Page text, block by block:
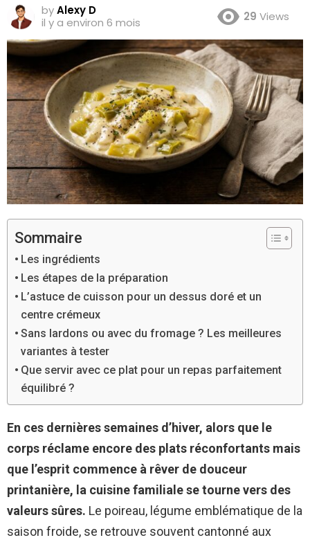
byAlexy D
il y a environ 6 mois
29 Views
Sommaire
Les ingrédients
Les étapes de la préparation
L’astuce de cuisson pour un dessus doré et un
centre crémeux
Sans lardons ou avec du fromage ? Les meilleures
variantes à tester
Que servir avec ce plat pour un repas parfaitement
équilibré ?
En ces dernières semaines d’hiver, alors que le
corps réclame encore des plats réconfortants mais
que l’esprit commence à rêver de douceur
printanière, la cuisine familiale se tourne vers des
valeurs sûres. Le poireau, légume emblématique de la
saison froide, se retrouve souvent cantonné aux